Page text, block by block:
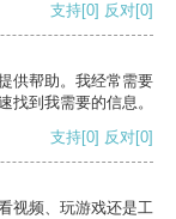
支持[0] 反对[0]
供帮助。我经常需要
找到我需要的信息。
支持[0] 反对[0]
视频、玩游戏还是工